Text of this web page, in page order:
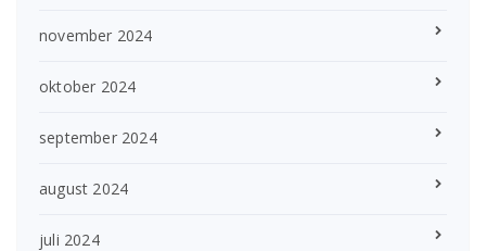
november 2024
oktober 2024
september 2024
august 2024
juli 2024